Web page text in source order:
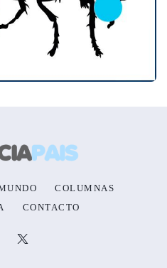
COLUMNAS
CONTACTO